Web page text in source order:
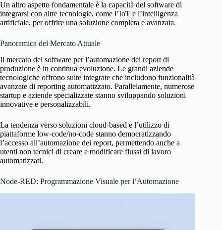
Un altro aspetto fondamentale è la capacità del software di
integrarsi con altre tecnologie, come l’IoT e l’intelligenza
artificiale, per offrire una soluzione completa e avanzata.
Panoramica del Mercato Attuale
Il mercato dei software per l’automazione dei report di
produzione è in continua evoluzione. Le grandi aziende
tecnologiche offrono suite integrate che includono funzionalità
avanzate di reporting automatizzato. Parallelamente, numerose
startup e aziende specializzate stanno sviluppando soluzioni
innovative e personalizzabili.
La tendenza verso soluzioni cloud-based e l’utilizzo di
piattaforme low-code/no-code stanno democratizzando
l’accesso all’automazione dei report, permettendo anche a
utenti non tecnici di creare e modificare flussi di lavoro
automatizzati.
Node-RED: Programmazione Visuale per l’Automazione